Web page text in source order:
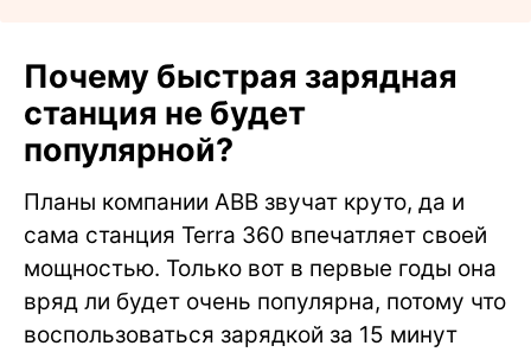
Почему быстрая зарядная
станция не будет
популярной?
Планы компании ABB звучат круто, да и
сама станция Terra 360 впечатляет своей
мощностью. Только вот в первые годы она
вряд ли будет очень популярна, потому что
воспользоваться зарядкой за 15 минут